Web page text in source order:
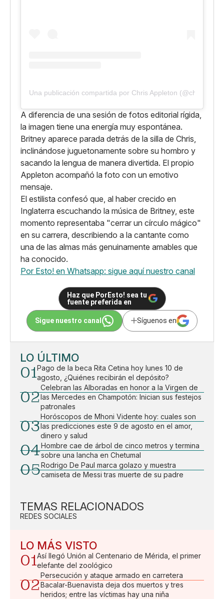
Una publicación compartida por Chris Appleton
A diferencia de una sesión de fotos editorial rígida,
la imagen tiene una energía muy espontánea.
Britney aparece parada detrás de la silla de Chris,
inclinándose juguetonamente sobre su hombro y
sacando la lengua de manera divertida. El propio
Appleton acompañó la foto con un emotivo
mensaje.
El estilista confesó que, al haber crecido en
Inglaterra escuchando la música de Britney, este
momento representaba "cerrar un círculo mágico"
en su carrera, describiendo a la cantante como
una de las almas más genuinamente amables que
ha conocido.
Por Esto! en Whatsapp: sigue aquí nuestro canal
Haz que PorEsto! sea tu
fuente preferida en
Sigue nuestro canal Síguenos en
LO ÚLTIMO
01Pago de la beca Rita Cetina hoy lunes 10 de
agosto, ¿Quiénes recibirán el depósito?
02
Celebran las Alboradas en honor a la Virgen de
las Mercedes en Champotón: Inician sus festejos
patronales
03
Horóscopos de Mhoni Vidente hoy: cuales son
las predicciones este 9 de agosto en el amor,
dinero y salud
04Hombre cae de árbol de cinco metros y termina
sobre una lancha en Chetumal
05Rodrigo De Paul marca golazo y muestra
camiseta de Messi tras muerte de su padre
TEMAS RELACIONADOS
REDES SOCIALES
LO MÁS VISTO
01Así llegó Unión al Centenario de Mérida, el primer
elefante del zoológico
02
Persecución y ataque armado en carretera
Bacalar-Buenavista deja dos muertos y tres
heridos; entre las víctimas hay una niña